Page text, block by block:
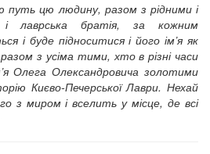
цю людину, разом з рідними і
і лаврська братія, за кожним
і буде підноситися і його ім’я як
з усіма тими, хто в різні часи
Олега Олександровича золотими
Києво-Печерської Лаври. Нехай
з миром і вселить у місце, де всі